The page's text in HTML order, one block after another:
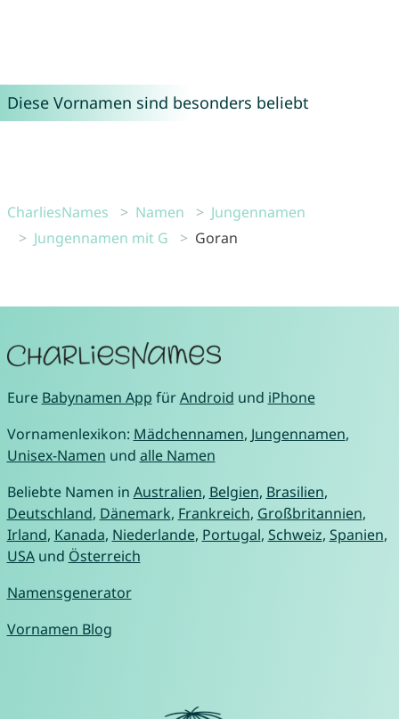
Diese Vornamen sind besonders beliebt
CharliesNames Namen
Jungennamen
Jungennamen mit G
Goran
Eure Babynamen App fürAndroid und iPhone
Vornamenlexikon: Mädchennamen, Jungennamen,
Unisex-Namen und alle Namen
Beliebte Namen in Australien, Belgien, Brasilien,
Deutschland, Dänemark, Frankreich, Großbritannien,
Irland, Kanada, Niederlande, Portugal, Schweiz, Spanien,
USAund Österreich
Namensgenerator
Vornamen Blog